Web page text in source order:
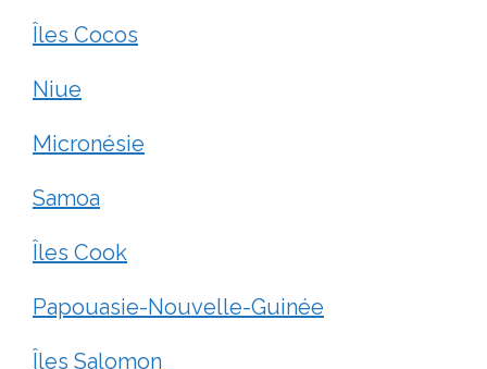
Îles Cocos
Niue
Micronésie
Samoa
Îles Cook
Papouasie-Nouvelle-Guinée
Îles Salomon